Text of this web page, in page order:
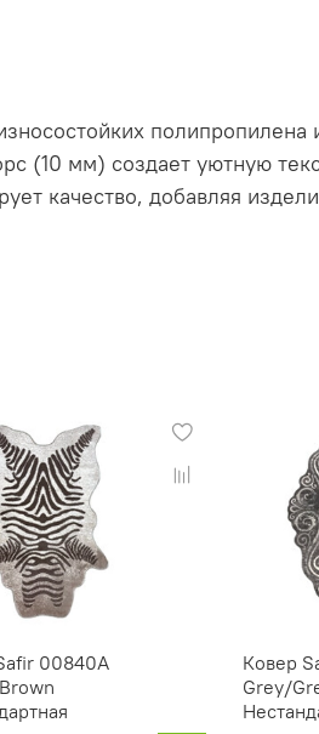
полипропилена
(10 мм) создает уютную
качество, добавляя
00840A
Ковер
Grey/